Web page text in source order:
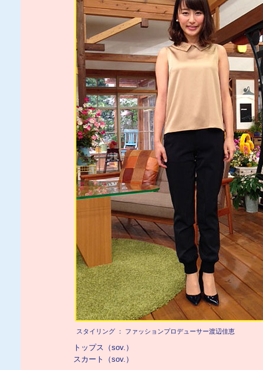
スタイリング ： ファッションプロデューサー渡辺佳恵
トップス（sov.）
スカート（sov.）